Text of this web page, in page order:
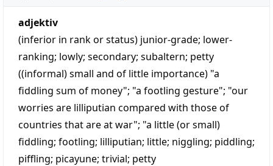
adjektiv
(inferior in rank or status) junior-grade; lower-
ranking; lowly; secondary; subaltern; petty
((informal) small and of little importance) "a
fiddling sum of money"; "a footling gesture"; "our
worries are lilliputian compared with those of
countries that are at war"; "a little (or small)
fiddling; footling; lilliputian; little; niggling; piddling;
piffling; picayune; trivial; petty